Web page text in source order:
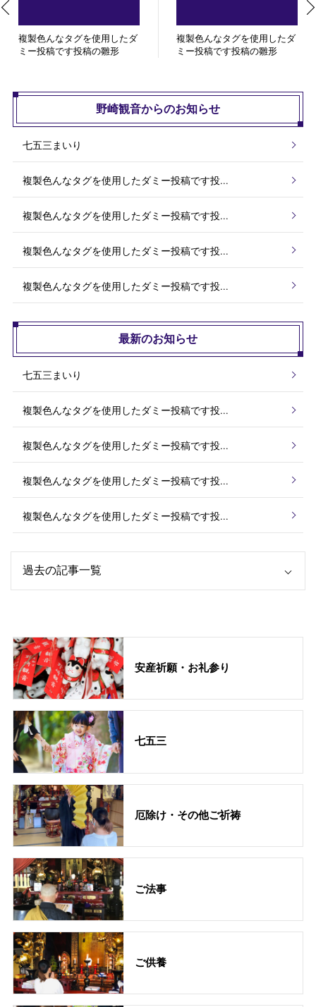
複製色んなタグを使用したダ
ミー投稿です投稿の雛形
複製色んなタグを使用したダ
ミー投稿です投稿の雛形
野崎観音からのお知らせ
七五三まいり
複製色んなタグを使用したダミー投稿です投...
複製色んなタグを使用したダミー投稿です投...
複製色んなタグを使用したダミー投稿です投...
複製色んなタグを使用したダミー投稿です投...
最新のお知らせ
七五三まいり
複製色んなタグを使用したダミー投稿です投...
複製色んなタグを使用したダミー投稿です投...
複製色んなタグを使用したダミー投稿です投...
複製色んなタグを使用したダミー投稿です投...
安産祈願・お礼参り
七五三
厄除け・その他ご祈祷
ご法事
ご供養